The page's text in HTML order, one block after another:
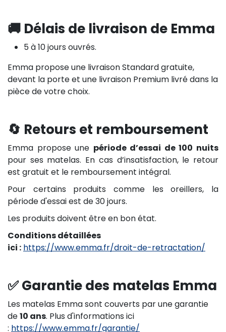
🚚 Délais de livraison de Emma
5 à 10 jours ouvrés.
Emma propose une livraison Standard gratuite,
devant la porte et une livraison Premium livré dans la
pièce de votre choix.
🔄 Retours et remboursement
Emma propose une période d’essai de 100 nuits
pour ses matelas. En cas d’insatisfaction, le retour
est gratuit et le remboursement intégral.
Pour certains produits comme les oreillers, la
période d'essai est de 30 jours.
Les produits doivent être en bon état.
Conditions détaillées
ici : https://www.emma.fr/droit-de-retractation/
✅ Garantie des matelas Emma
Les matelas Emma sont couverts par une garantie
de10 ans. Plus d'informations ici
: https://www.emma.fr/garantie/